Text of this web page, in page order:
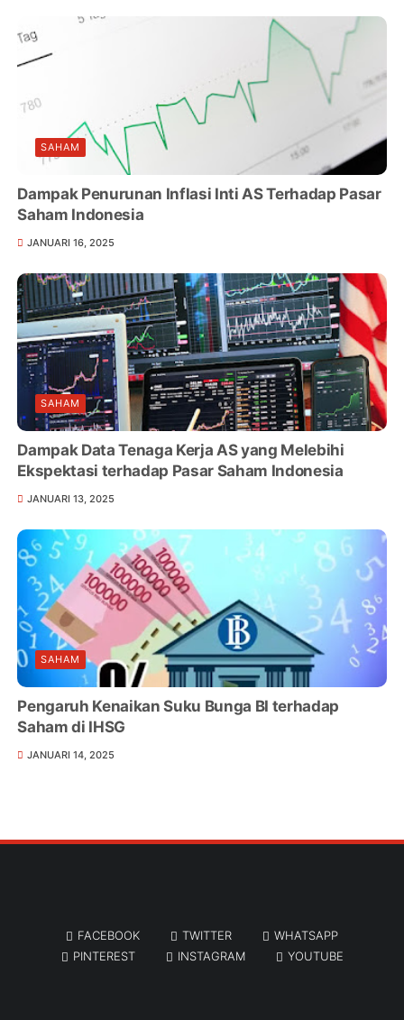
SAHAM
Dampak Penurunan Inflasi Inti AS Terhadap Pasar
Saham Indonesia
JANUARI 16, 2025
SAHAM
Dampak Data Tenaga Kerja AS yang Melebihi
Ekspektasi terhadap Pasar Saham Indonesia
JANUARI 13, 2025
SAHAM
Pengaruh Kenaikan Suku Bunga BI terhadap
Saham di IHSG
JANUARI 14, 2025
FACEBOOK TWITTER
WHATSAPP
PINTEREST
INSTAGRAM YOUTUBE